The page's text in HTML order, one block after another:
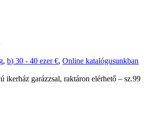
,b) 30 - 40 ezer €,Online katalógusunkban
ikerház garázzsal, raktáron elérhető – sz.99